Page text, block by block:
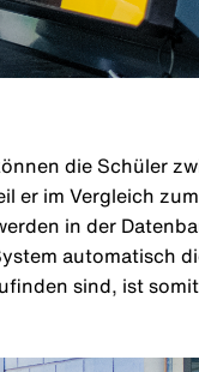
die Schüler
im Vergleich
in der
automatisch
sind, ist